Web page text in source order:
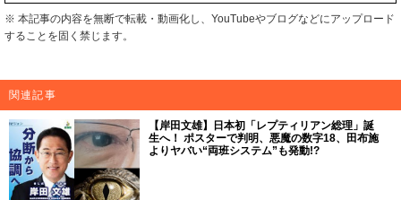
※ 本記事の内容を無断で転載・動画化し、YouTubeやブログなどにアップロード
することを固く禁じます。
関連記事
【岸田文雄】日本初「レプティリアン総理」誕
生へ！ ポスターで判明、悪魔の数字18、田布施
よりヤバい“両班システム”も発動!?